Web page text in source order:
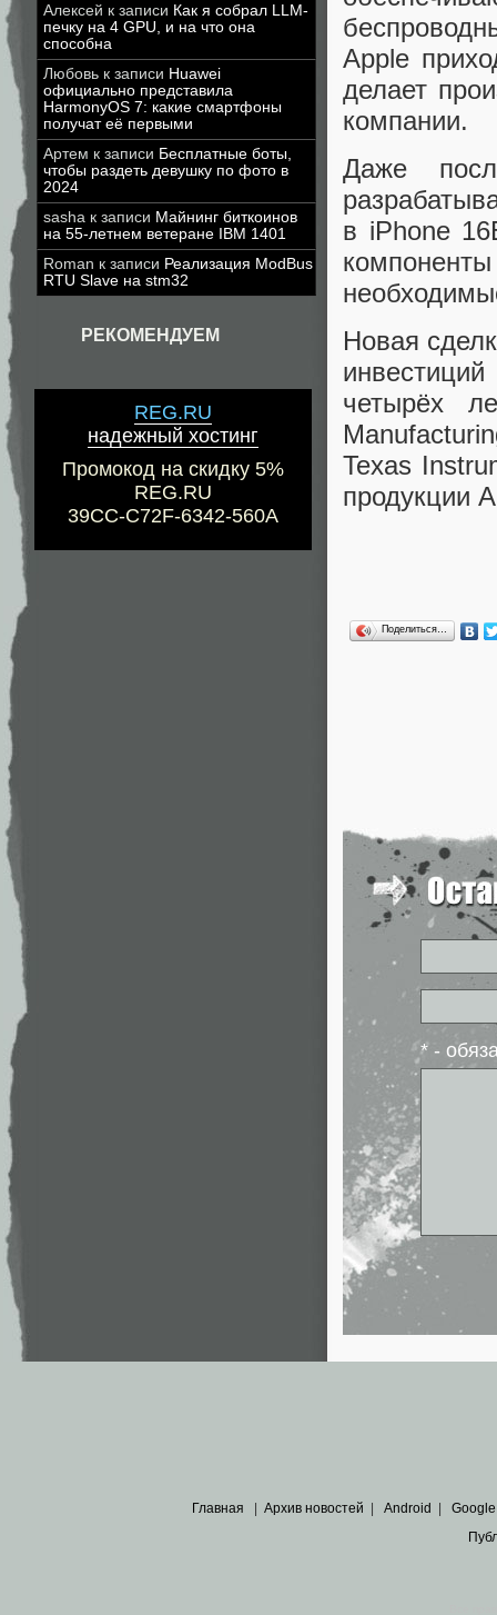
Алексей к записи Как я собрал LLM-
печку на 4 GPU, и на что она
способна
Любовь к записи Huawei
официально представила
HarmonyOS 7: какие смартфоны
получат её первыми
Артем к записи Бесплатные боты,
чтобы раздеть девушку по фото в
2024
sasha к записи Майнинг биткоинов
на 55-летнем ветеране IBM 1401
Roman к записи Реализация ModBus
RTU Slave на stm32
РЕКОМЕНДУЕМ
REG.RU
надежный хостинг
Промокод на скидку 5%
REG.RU
39CC-C72F-6342-560A
Apple
делает
компании.
Даже
в iPhone
Новая
четырёх
Texas
продукции
Поделиться…
* -
Главная Архив новостей Android Google